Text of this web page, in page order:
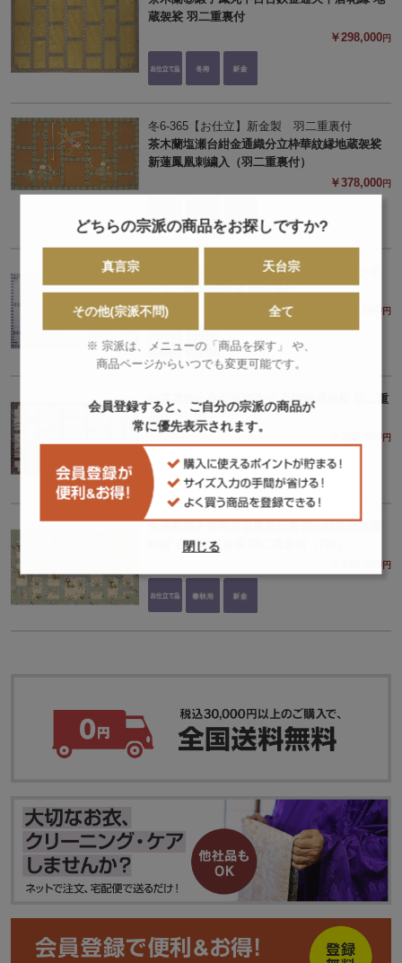
蔵袈裟 羽二重裏付
￥298,000円
冬6-365【お仕立】新金製 羽二重裏付
茶木蘭塩瀬台紺金通織分立枠華紋縁地蔵袈裟
新蓮鳳凰刺繍入（羽二重裏付）
￥378,000円
薄鼠本麻シルク七宝鳳凰台青鼠本麻シルクボ
ーダー縁 地蔵袈裟 絵絹裏付
￥398,000円
白茶霞遠山台紺蓮唐草縁 金襴地蔵袈裟 羽二重
裏付（10割）
￥399,000円
金通銀箔入葡萄唐草鳳凰台青磁金紗武田菱菊
桐縁 金襴地蔵袈裟 羽二重裏付（7割）
￥448,000円
どちらの宗派の商品をお探しですか?
真言宗 天台宗
その他(宗派不問) 全て
※ 宗派は、メニューの「商品を探す」 や、
商品ページからいつでも変更可能です。
会員登録すると、ご自分の宗派の商品が
常に優先表示されます。
閉じる